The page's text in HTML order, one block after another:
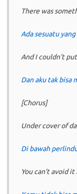
There was
Ada sesuatu
And I couldn’t
Dan aku tak bisa
[Chorus]
Under cover of
Di bawah
You can’t avoid